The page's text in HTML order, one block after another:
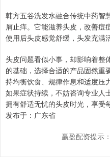
韩方五谷洗发水融合传统中药智
屑止痒。它能滋养头皮，改善痘
使用后头皮感觉舒缓，头发充满
头皮问题看似小事，却影响着整
的基础，选择合适的产品固然重
持均衡饮食、规律作息和适度压
如果症状持续，不妨咨询专业人
拥有舒适无忧的头皮时光，享受
发布于：广东省
赢盈配资提示